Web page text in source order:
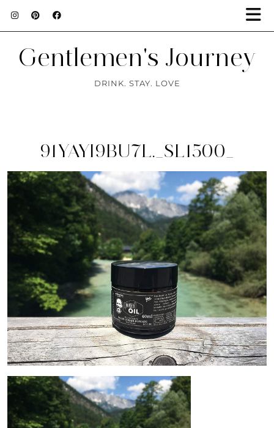
Gentlemen's Journey
DRINK. STAY. LOVE
91YAYI9BU7L._SL1500_